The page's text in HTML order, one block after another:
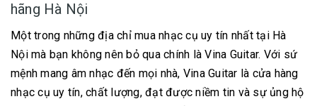
hãng Hà Nội
Một trong những địa chỉ mua nhạc cụ uy tín nhất tại Hà
Nội mà bạn không nên bỏ qua chính là Vina Guitar. Với sứ
mệnh mang âm nhạc đến mọi nhà, Vina Guitar là cửa hàng
nhạc cụ uy tín, chất lượng, đạt được niềm tin và sự ủng hộ